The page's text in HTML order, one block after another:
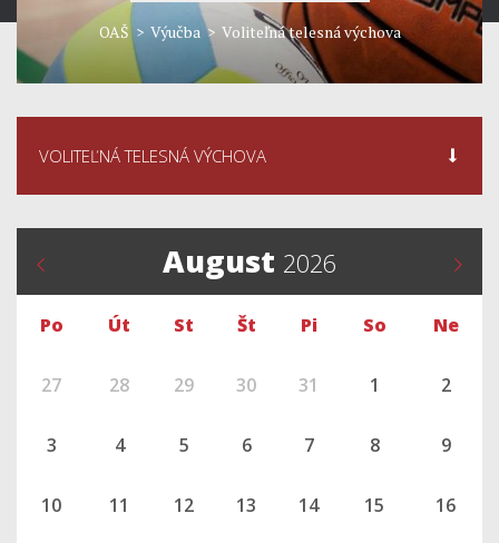
OAŠ > Výučba > Voliteľná telesná výchova
VOLITEĽNÁ TELESNÁ VÝCHOVA
August 2026
Po Út St Št Pi So Ne
27 28 29 30 31 1 2
3 4 5 6 7 8 9
10 11 12 13 14 15 16